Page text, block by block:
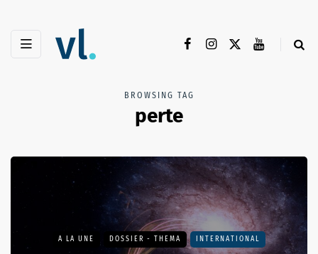
BROWSING TAG
perte
A LA UNE DOSSIER - THEMA INTERNATIONAL